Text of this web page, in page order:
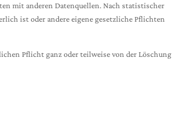
mit anderen Datenquellen. Nach statistischer
ist oder andere eigene gesetzliche Pflichten
Pflicht ganz oder teilweise von der Löschung